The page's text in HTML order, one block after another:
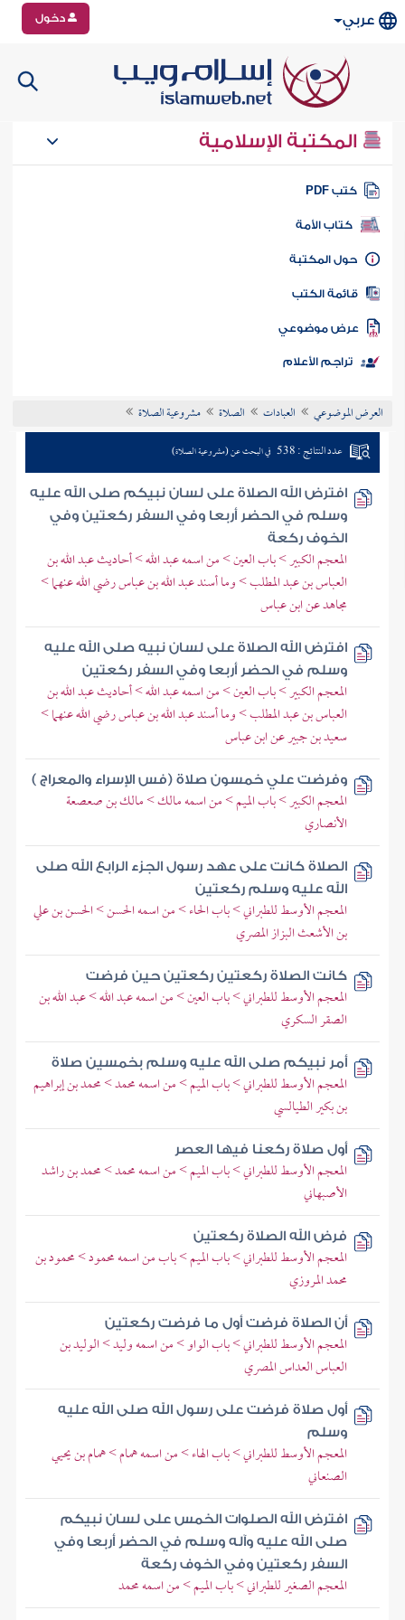
عربي دخول
المكتبة الإسلامية
كتب PDF
كتاب الأمة
المكتبة
الكتب
موضوعي
تراجم الأعلام
العرض الموضوعي العبادات الصلاة مشروعية الصلاة
عدد النتائج : 538 في البحث عن (مشروعية الصلاة)
افترض الله الصلاة على لسان نبيكم صلى الله عليه
وسلم في الحضر أربعا وفي السفر ركعتين وفي
الخوف ركعة
المعجم الكبير > باب العين > من اسمه عبد الله > أحاديث عبد الله بن
العباس بن عبد المطلب > وما أسند عبد الله بن عباس رضي الله عنهما >
مجاهد عن ابن عباس
افترض الله الصلاة على لسان نبيه صلى الله عليه
وسلم في الحضر أربعا وفي السفر ركعتين
المعجم الكبير > باب العين > من اسمه عبد الله > أحاديث عبد الله بن
العباس بن عبد المطلب > وما أسند عبد الله بن عباس رضي الله عنهما >
سعيد بن جبير عن ابن عباس
وفرضت علي خمسون صلاة (فس الإسراء والمعراج )
المعجم الكبير > باب الميم > من اسمه مالك > مالك بن صعصعة
الأنصاري
الصلاة كانت على عهد رسول الجزء الرابع الله صلى
الله عليه وسلم ركعتين
المعجم الأوسط للطبراني > باب الحاء > من اسمه الحسن > الحسن بن علي
بن الأشعث البزاز المصري
كانت الصلاة ركعتين ركعتين حين فرضت
المعجم الأوسط للطبراني > باب العين > من اسمه عبد الله > عبد الله بن
الصقر السكري
أمر نبيكم صلى الله عليه وسلم بخمسين صلاة
المعجم الأوسط للطبراني > باب الميم > من اسمه محمد > محمد بن إبراهيم
بن بكير الطيالسي
أول صلاة ركعنا فيها العصر
المعجم الأوسط للطبراني > باب الميم > من اسمه محمد > محمد بن راشد
الأصبهاني
فرض الله الصلاة ركعتين
المعجم الأوسط للطبراني > باب الميم > باب من اسمه محمود > محمود بن
محمد المروزي
أن الصلاة فرضت أول ما فرضت ركعتين
المعجم الأوسط للطبراني > باب الواو > من اسمه وليد > الوليد بن
العباس العداس المصري
أول صلاة فرضت على رسول الله صلى الله عليه
وسلم
المعجم الأوسط للطبراني > باب الهاء > من اسمه همام > همام بن يحيي
الصنعاني
افترض الله الصلوات الخمس على لسان نبيكم
صلى الله عليه وآله وسلم في الحضر أربعا وفي
السفر ركعتين وفي الخوف ركعة
المعجم الصغير للطبراني > باب الميم > من اسمه محمد